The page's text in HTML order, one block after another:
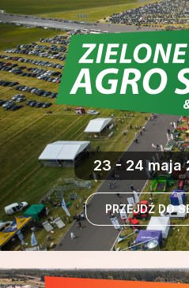
23 - 24 maja
PRZEJDŹ DO